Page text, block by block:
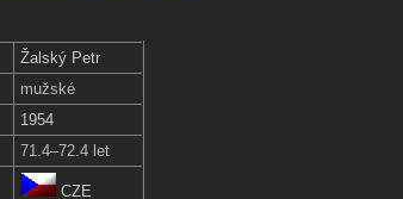
Žalský Petr
mužské
1954
71.4–72.4 let
CZE